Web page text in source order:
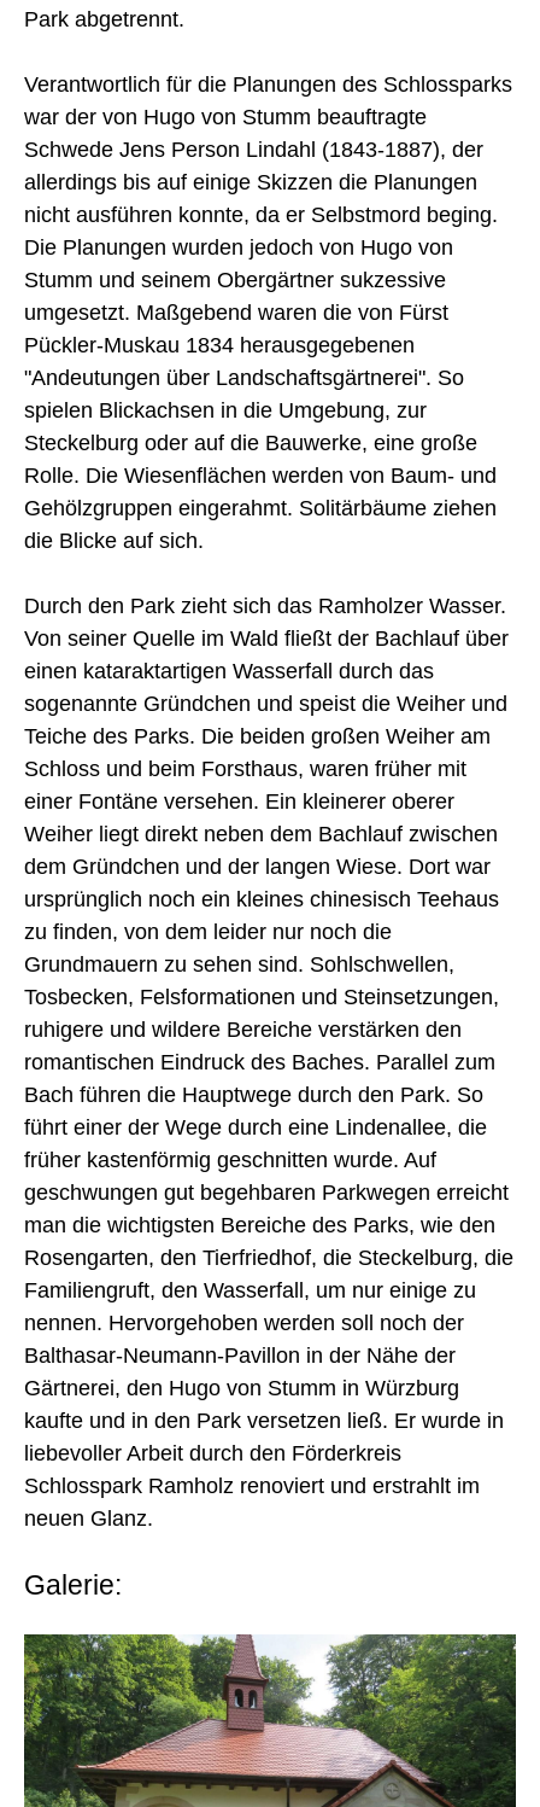
Park abgetrennt.
Verantwortlich für die Planungen des Schlossparks
war der von Hugo von Stumm beauftragte
Schwede Jens Person Lindahl (1843-1887), der
allerdings bis auf einige Skizzen die Planungen
nicht ausführen konnte, da er Selbstmord beging.
Die Planungen wurden jedoch von Hugo von
Stumm und seinem Obergärtner sukzessive
umgesetzt. Maßgebend waren die von Fürst
Pückler-Muskau 1834 herausgegebenen
"Andeutungen über Landschaftsgärtnerei". So
spielen Blickachsen in die Umgebung, zur
Steckelburg oder auf die Bauwerke, eine große
Rolle. Die Wiesenflächen werden von Baum- und
Gehölzgruppen eingerahmt. Solitärbäume ziehen
die Blicke auf sich.
Durch den Park zieht sich das Ramholzer Wasser.
Von seiner Quelle im Wald fließt der Bachlauf über
einen kataraktartigen Wasserfall durch das
sogenannte Gründchen und speist die Weiher und
Teiche des Parks. Die beiden großen Weiher am
Schloss und beim Forsthaus, waren früher mit
einer Fontäne versehen. Ein kleinerer oberer
Weiher liegt direkt neben dem Bachlauf zwischen
dem Gründchen und der langen Wiese. Dort war
ursprünglich noch ein kleines chinesisch Teehaus
zu finden, von dem leider nur noch die
Grundmauern zu sehen sind. Sohlschwellen,
Tosbecken, Felsformationen und Steinsetzungen,
ruhigere und wildere Bereiche verstärken den
romantischen Eindruck des Baches. Parallel zum
Bach führen die Hauptwege durch den Park. So
führt einer der Wege durch eine Lindenallee, die
früher kastenförmig geschnitten wurde. Auf
geschwungen gut begehbaren Parkwegen erreicht
man die wichtigsten Bereiche des Parks, wie den
Rosengarten, den Tierfriedhof, die Steckelburg, die
Familiengruft, den Wasserfall, um nur einige zu
nennen. Hervorgehoben werden soll noch der
Balthasar-Neumann-Pavillon in der Nähe der
Gärtnerei, den Hugo von Stumm in Würzburg
kaufte und in den Park versetzen ließ. Er wurde in
liebevoller Arbeit durch den Förderkreis
Schlosspark Ramholz renoviert und erstrahlt im
neuen Glanz.
Galerie: